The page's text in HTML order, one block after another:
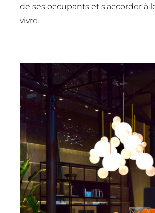
de ses occupants et s’accorder à
vivre.